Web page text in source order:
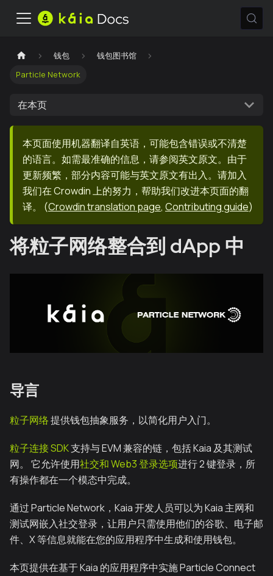
钱包
钱包图书馆
Particle Network
在本页
本页面使用机器翻译自英语，可能包含错误或不清楚
的语言。如需最准确的信息，请参阅英文原文。由于
更新频繁，部分内容可能与英文原文有出入。请加入
我们在 Crowdin 上的努力，帮助我们改进本页面的翻
译。
(Crowdin translation page, Contributing guide)
将粒子网络整合到 dApp 中
导言
粒子网络提供钱包抽象服务，以简化用户入门。
粒子连接 SDK支持与 EVM 兼容的链，包括 Kaia 及其测试
网。 它允许使用社交和 Web3 登录选项进行 2 键登录，所
有操作都在一个模态中完成。
通过 Particle Network，Kaia 开发人员可以为 Kaia 主网和
测试网嵌入社交登录，让用户只需使用他们的谷歌、电子邮
件、X 等信息就能在您的应用程序中生成和使用钱包。
本页提供在基于 Kaia 的应用程序中实施 Particle Connect